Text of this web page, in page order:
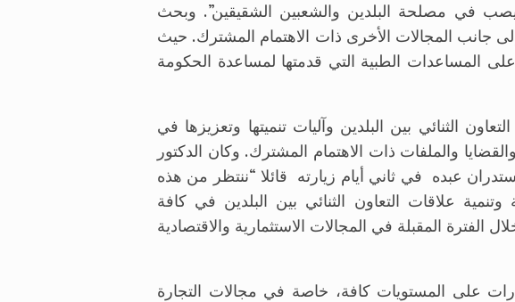
يصب في مصلحة البلدين والشعبين الشقيقين”. وبحث
جانب المجالات الأخرى ذات الاهتمام المشترك. حيث
المساعدات الطبية التي قدمتها لمساعدة الحكومة
الثنائي بين البلدين وآليات تنميتها وتعزيزها في
والملفات ذات الاهتمام المشترك. وكان الدكتور
عبده في ثاني أيام زيارته قائلا “ننتظر من هذه
علاقات التعاون الثنائي بين البلدين في كافة
المقبلة في المجالات الاستثمارية والاقتصادية
على المستويات كافة، خاصة في مجالات التجارة